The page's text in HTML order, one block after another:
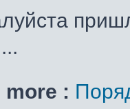
more :